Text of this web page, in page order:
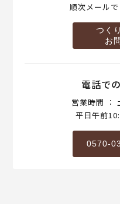
順次メールで
つく
お
電話で
営業時間 ：
平日午前
0570-